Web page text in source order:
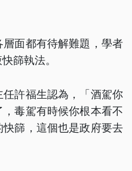
面都有待解難題，學者
篩執法。
許福生認為，「酒駕你
毒駕有時候你根本看不
篩，這個也是政府要去